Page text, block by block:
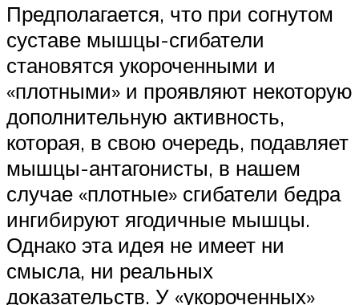
Предполагается, что при согнутом
суставе мышцы-сгибатели
становятся укороченными и
«плотными» и проявляют некоторую
дополнительную активность,
которая, в свою очередь, подавляет
мышцы-антагонисты, в нашем
случае «плотные» сгибатели бедра
ингибируют ягодичные мышцы.
Однако эта идея не имеет ни
смысла, ни реальных
доказательств. У «укороченных»